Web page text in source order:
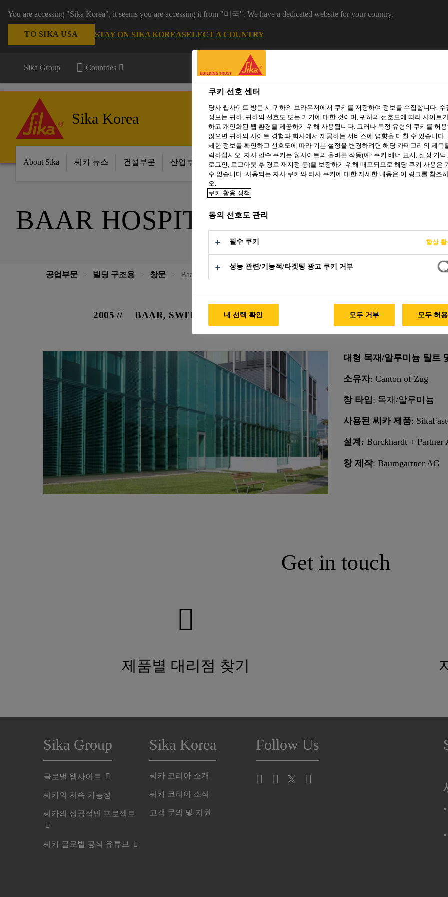
You are accessing "Sika Korea", it seems you are accessing it from "미국". We have a dedicated website for your country.
TO SIKA USA STAY ON SIKA KOREASELECT A COUNTRY
Sika Group Countries
Sika Korea
About Sika 씨카 뉴스 건설부문 산업부문 주거용 건축 씨카 프로젝트 자료 다운로드 소셜 미디어
BAAR HOSPITAL
공업부문 빌딩 구조용 창문 Baar Hospital
2005 BAAR, SWITZERLAND
대형 목재/알루미늄 틸트
소유자: Canton of Zug
창 타입 : 목재/알루미늄
사용된 씨카 제품:
설계: Burckhardt + Partner
창 제작: Baumgartner AG
Get in touch
제품별 대리점 찾기
Sika Group
글로벌 웹사이트
씨카의 지속 가능성
씨카의 성공적인 프로젝트
씨카 글로벌 공식 유튜브
Sika Korea
씨카 코리아 소개
씨카 코리아 소식
고객 문의 및 지원
Follow Us
쿠키 선호 센터
당사 웹사이트 방문 시 귀하의 브라우저에서 쿠키를 저장하여 정보를 수집합니다. 수
정보는 귀하, 귀하의 선호도 또는 기기에 대한 것이며, 귀하의 선호도에 따라 사이트
하고 개인화된 웹 환경을 제공하기 위해 사용됩니다. 그러나 특정 유형의 쿠키를 허
않으면 귀하의 사이트 경험과 회사에서 제공하는 서비스에 영향을 미칠 수 있습니다.
세한 정보를 확인하고 선호도에 따라 기본 설정을 변경하려면 해당 카테고리의 제목
릭하십시오. 자사 필수 쿠키는 웹사이트의 올바른 작동(예: 쿠키 배너 표시, 설정 기억
로그인, 로그아웃 후 경로 재지정 등)을 보장하기 위해 배포되므로 해당 쿠키 사용은
수 없습니다. 사용되는 자사 쿠키와 타사 쿠키에 대한 자세한 내용은 이 링크를 참조
오.
쿠키 활용 정책
동의 선호도 관리
필수 쿠키 항상
성능 관련/기능적/타겟팅 광고 쿠키 거부
내 선택 확인 모두 거부 모두 허용